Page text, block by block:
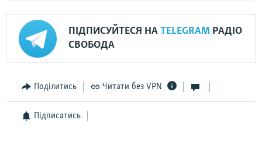
ПІДПИСУЙТЕСЯ НА TELEGRAM РАДІО
СВОБОДА
Поділитись Читати без VPN
Підписатись